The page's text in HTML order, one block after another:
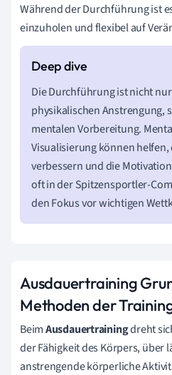
Während der Durchführung ist
einzuholen und flexibel auf
Die Durchführung ist nicht
physikalischen Anstrengung,
mentalen Vorbereitung.
Visualisierung können helfen,
verbessern und die
oft in der Spitzensportler-
den Fokus vor wichtigen
Ausdauertraining
Methoden der
BeimAusdauertrainingdreht
der Fähigkeit des Körpers, über
anstrengende körperliche